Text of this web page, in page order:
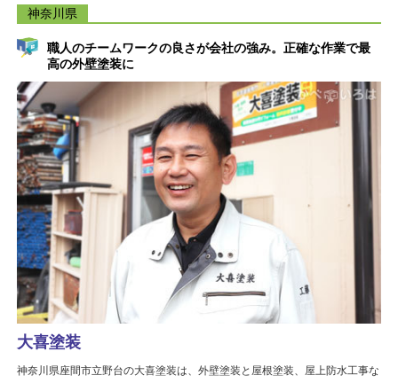
神奈川県
職人のチームワークの良さが会社の強み。正確な作業で最
高の外壁塗装に
大喜塗装
神奈川県座間市立野台の大喜塗装は、外壁塗装と屋根塗装、屋上防水工事な